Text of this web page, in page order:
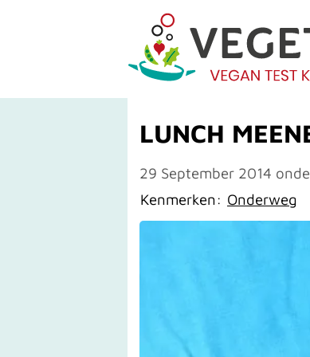
LUNCH
29 September 2014
Kenmerken: Onderweg